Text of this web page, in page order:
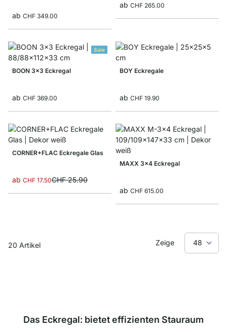
ab CHF 349.00
ab CHF 265.00
Sale
BOON 3x3 Eckregal
ab CHF 369.00
BOY Eckregale
ab CHF 19.90
CORNER+FLAC Eckregale Glas
ab CHF 17.50CHF 25.90
MAXX 3x4 Eckregal
ab CHF 615.00
20 Artikel Zeige
Das Eckregal: bietet effizienten Stauraum